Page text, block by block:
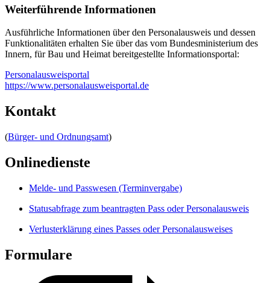
Weiterführende Informationen
Ausführliche Informationen über den Personalausweis und dessen
Funktionalitäten erhalten Sie über das vom Bundesministerium des
Innern, für Bau und Heimat bereitgestellte Informationsportal:
Personalausweisportal
https://www.personalausweisportal.de
Kontakt
(Bürger- und Ordnungsamt)
Onlinedienste
Melde- und Passwesen (Terminvergabe)
Statusabfrage zum beantragten Pass oder Personalausweis
Verlusterklärung eines Passes oder Personalausweises
Formulare